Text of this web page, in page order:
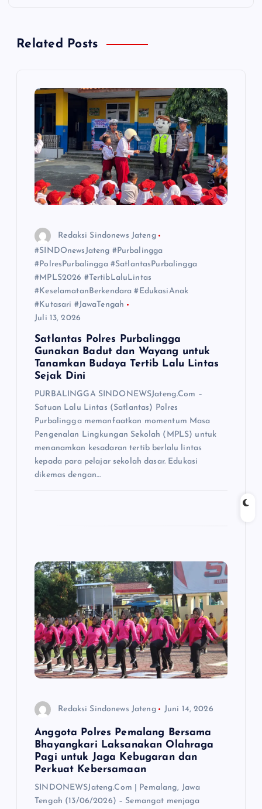
Related Posts
Redaksi Sindonews Jateng
#SINDOnewsJateng #Purbalingga
#PolresPurbalingga #SatlantasPurbalingga
#MPLS2026 #TertibLaluLintas
#KeselamatanBerkendara #EdukasiAnak
#Kutasari #JawaTengah
Juli 13, 2026
Satlantas Polres Purbalingga
Gunakan Badut dan Wayang untuk
Tanamkan Budaya Tertib Lalu Lintas
Sejak Dini
PURBALINGGA SINDONEWSJateng.Com –
Satuan Lalu Lintas (Satlantas) Polres
Purbalingga memanfaatkan momentum Masa
Pengenalan Lingkungan Sekolah (MPLS) untuk
menanamkan kesadaran tertib berlalu lintas
kepada para pelajar sekolah dasar. Edukasi
dikemas dengan…
Redaksi Sindonews Jateng Juni 14, 2026
Anggota Polres Pemalang Bersama
Bhayangkari Laksanakan Olahraga
Pagi untuk Jaga Kebugaran dan
Perkuat Kebersamaan
SINDONEWSJateng.Com | Pemalang, Jawa
Tengah (13/06/2026) – Semangat menjaga